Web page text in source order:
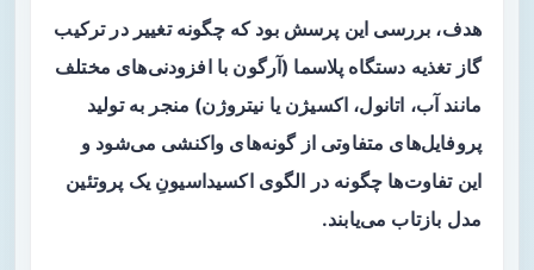
هدف، بررسی این پرسش بود که چگونه تغییر در ترکیب
گاز تغذیه دستگاه پلاسما (آرگون با افزودنی‌های مختلف
مانند آب، اتانول، اکسیژن یا نیتروژن) منجر به تولید
پروفایل‌های متفاوتی از گونه‌های واکنشی می‌شود و
این تفاوت‌ها چگونه در الگوی اکسیداسیونِ یک پروتئین
مدل بازتاب می‌یابند.